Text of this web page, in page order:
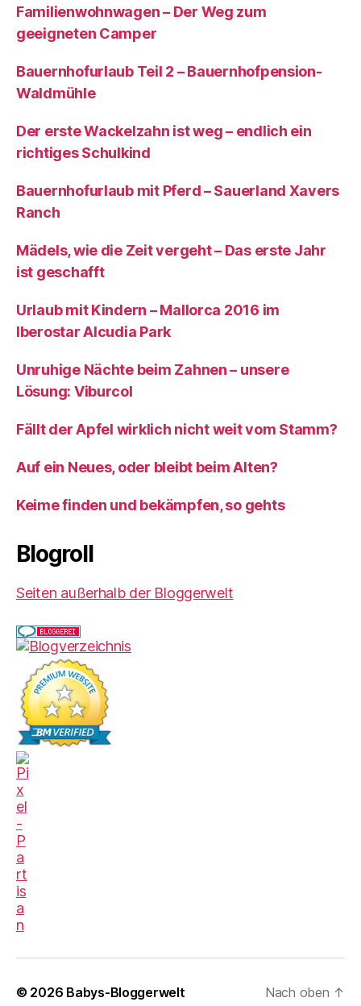
Familienwohnwagen – Der Weg zum
geeigneten Camper
Bauernhofurlaub Teil 2 – Bauernhofpension-
Waldmühle
Der erste Wackelzahn ist weg – endlich ein
richtiges Schulkind
Bauernhofurlaub mit Pferd – Sauerland Xavers
Ranch
Mädels, wie die Zeit vergeht – Das erste Jahr
ist geschafft
Urlaub mit Kindern – Mallorca 2016 im
Iberostar Alcudia Park
Unruhige Nächte beim Zahnen – unsere
Lösung: Viburcol
Fällt der Apfel wirklich nicht weit vom Stamm?
Auf ein Neues, oder bleibt beim Alten?
Keime finden und bekämpfen, so gehts
Blogroll
Seiten außerhalb der Bloggerwelt
© 2026 Babys-Bloggerwelt Nach oben ↑